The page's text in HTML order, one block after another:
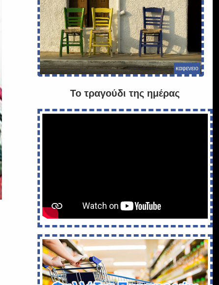
καφενειο
Το τραγούδι της ημέρας